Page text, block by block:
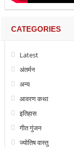
CATEGORIES
Latest
अंतर्मन
अन्य
आवरण कथा
इतिहास
गीत गुंजन
ज्योतिष वास्तु